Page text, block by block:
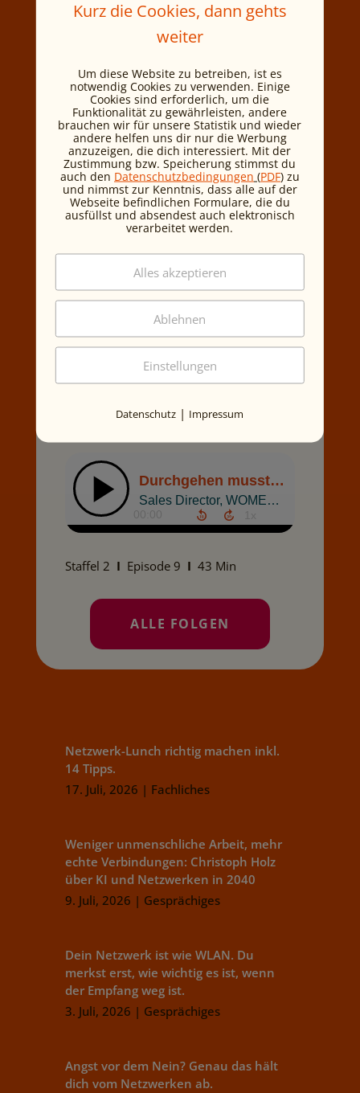
Durchgehen musst
du selber. Nadia
Tor über
Netzwerken als
Frau, Mutter und
Sales Director im
Konzern.
23. Juli, 2026
Diesen Satz hat Nadia Tor am Ende
unseres Gesprächs gesagt. Und er fasst
ihre Haltung zum Netzwerken besser
zusammen als jede Definition. Nadia ist
Sales Director bei ZTE Austria,
Vorstandsmitglied bei WOMENinICT und
der Austrian Data Center Association,
Staffel 2 I Episode 9 I 43 Min
ALLE FOLGEN
Netzwerk-Lunch richtig machen inkl.
14 Tipps.
17. Juli, 2026 | Fachliches
Weniger unmenschliche Arbeit, mehr
echte Verbindungen: Christoph Holz
über KI und Netzwerken in 2040
9. Juli, 2026 | Gesprächiges
Dein Netzwerk ist wie WLAN. Du
merkst erst, wie wichtig es ist, wenn
der Empfang weg ist.
3. Juli, 2026 | Gesprächiges
Angst vor dem Nein? Genau das hält
dich vom Netzwerken ab.
Kurz die Cookies, dann gehts
weiter
Um diese Website zu betreiben, ist es
notwendig Cookies zu verwenden. Einige
Cookies sind erforderlich, um die
Funktionalität zu gewährleisten, andere
brauchen wir für unsere Statistik und wieder
andere helfen uns dir nur die Werbung
anzuzeigen, die dich interessiert. Mit der
Zustimmung bzw. Speicherung stimmst du
auch den Datenschutzbedingungen (PDF)zu
und nimmst zur Kenntnis, dass alle auf der
Webseite befindlichen Formulare, die du
ausfüllst und absendest auch elektronisch
verarbeitet werden.
Alles akzeptieren
Ablehnen
Einstellungen
Datenschutz | Impressum